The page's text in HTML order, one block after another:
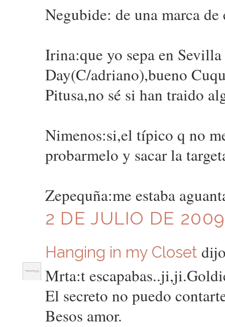
Negubide: de una marca
Irina:que yo sepa en
Day(C/adriano),bueno
Pitusa,no sé si han traido
Nimenos:si,el típico q no
probarmelo y sacar la
Zepequña:me estaba
2 DE JULIO DE
Hanging in my Closet
Mrta:t
El secreto no puedo
Besos amor.